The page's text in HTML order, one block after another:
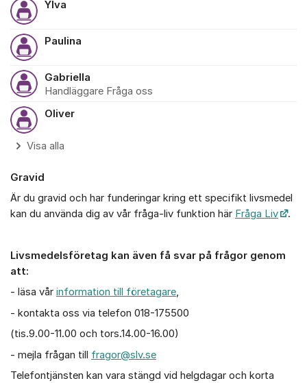
Ylva
Paulina
Gabriella
Handläggare Fråga oss
Oliver
Visa alla
Gravid
Är du gravid och har funderingar kring ett specifikt livsmedel
kan du använda dig av vår fråga-liv funktion här Fråga Liv .
Livsmedelsföretag kan även få svar på frågor genom
att:
- läsa vår information till företagare,
- kontakta oss via telefon 018-175500
(tis.9.00-11.00 och tors.14.00-16.00)
- mejla frågan till fragor@slv.se
Telefontjänsten kan vara stängd vid helgdagar och korta